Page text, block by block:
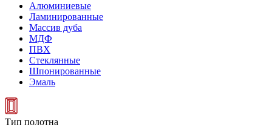
Алюминиевые
Ламинированные
Массив дуба
МДФ
ПВХ
Стеклянные
Шпонированные
Эмаль
Тип полотна